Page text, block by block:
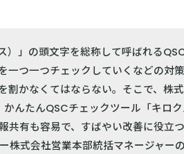
」の頭文字を総称して呼ばれる
一つ一つチェックしていくなどの対
割かなくてはならない。そこで、株
んたんQSCチェックツール「キロ
共有も容易で、すばやい改善に役立
株式会社営業本部統括マネージャー